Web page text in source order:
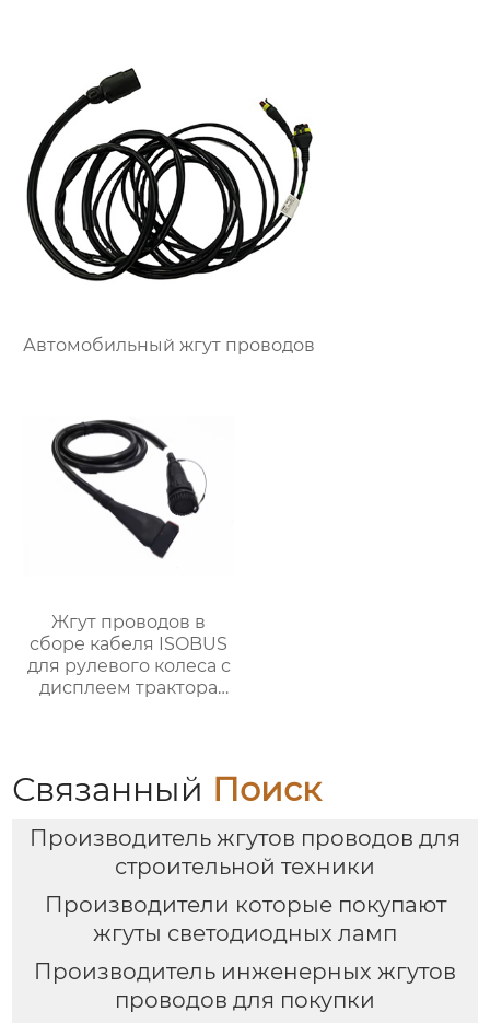
Автомобильный жгут проводов
Жгут проводов в
сборе кабеля ISOBUS
для рулевого колеса с
дисплеем трактора
Связанный Поиск
Производитель жгутов проводов для
строительной техники
Производители которые покупают
жгуты светодиодных ламп
Производитель инженерных жгутов
проводов для покупки